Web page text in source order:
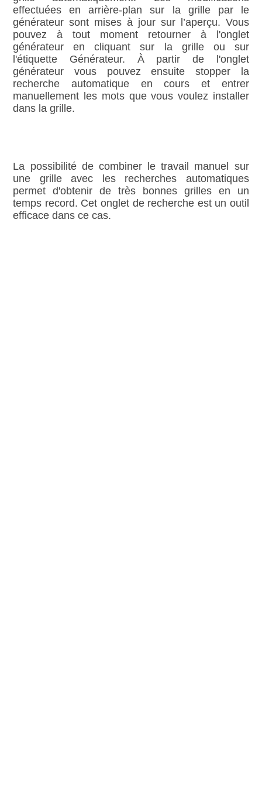
effectuées en arrière‑plan sur la grille par le
générateur sont mises à jour sur l’aperçu. Vous
pouvez à tout moment retourner à l'onglet
générateur en cliquant sur la grille ou sur
l'étiquette Générateur. À partir de l'onglet
générateur vous pouvez ensuite stopper la
recherche automatique en cours et entrer
manuellement les mots que vous voulez installer
dans la grille.
La possibilité de combiner le travail manuel sur
une grille avec les recherches automatiques
permet d'obtenir de très bonnes grilles en un
temps record. Cet onglet de recherche est un outil
efficace dans ce cas.